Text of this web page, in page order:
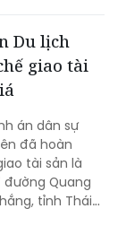
Du lịch
giao tài
án dân sự
đã hoàn
tài sản là
đường Quang
tỉnh Thái